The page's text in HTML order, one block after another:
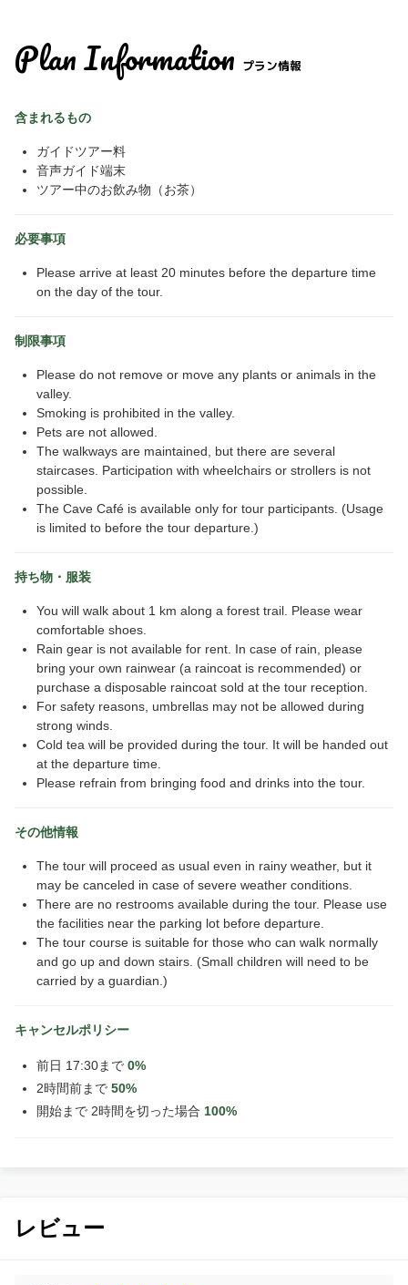
Plan Information プラン情報
含まれるもの
ガイドツアー料
音声ガイド端末
ツアー中のお飲み物（お茶）
必要事項
Please arrive at least 20 minutes before the departure time
on the day of the tour.
制限事項
Please do not remove or move any plants or animals in the
valley.
Smoking is prohibited in the valley.
Pets are not allowed.
The walkways are maintained, but there are several
staircases. Participation with wheelchairs or strollers is not
possible.
The Cave Café is available only for tour participants. (Usage
is limited to before the tour departure.)
持ち物・服装
You will walk about 1 km along a forest trail. Please wear
comfortable shoes.
Rain gear is not available for rent. In case of rain, please
bring your own rainwear (a raincoat is recommended) or
purchase a disposable raincoat sold at the tour reception.
For safety reasons, umbrellas may not be allowed during
strong winds.
Cold tea will be provided during the tour. It will be handed out
at the departure time.
Please refrain from bringing food and drinks into the tour.
その他情報
The tour will proceed as usual even in rainy weather, but it
may be canceled in case of severe weather conditions.
There are no restrooms available during the tour. Please use
the facilities near the parking lot before departure.
The tour course is suitable for those who can walk normally
and go up and down stairs. (Small children will need to be
carried by a guardian.)
キャンセルポリシー
前日 17:30まで 0%
2時間前まで 50%
開始まで 2時間を切った場合 100%
レビュー